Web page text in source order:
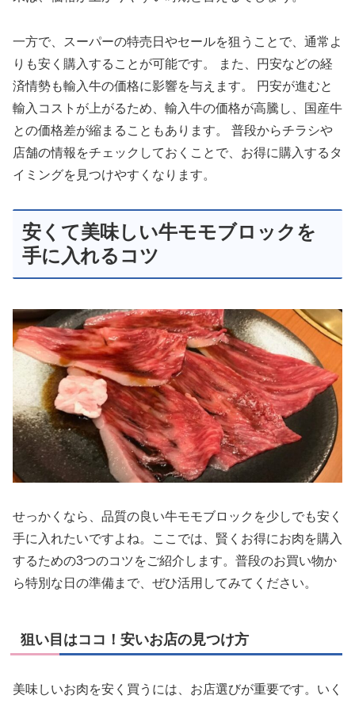
一方で、スーパーの特売日やセールを狙うことで、通常よ
りも安く購入することが可能です。 また、円安などの経
済情勢も輸入牛の価格に影響を与えます。 円安が進むと
輸入コストが上がるため、輸入牛の価格が高騰し、国産牛
との価格差が縮まることもあります。 普段からチラシや
店舗の情報をチェックしておくことで、お得に購入するタ
イミングを見つけやすくなります。
安くて美味しい牛モモブロックを
手に入れるコツ
せっかくなら、品質の良い牛モモブロックを少しでも安く
手に入れたいですよね。ここでは、賢くお得にお肉を購入
するための3つのコツをご紹介します。普段のお買い物か
ら特別な日の準備まで、ぜひ活用してみてください。
狙い目はココ！安いお店の見つけ方
美味しいお肉を安く買うには、お店選びが重要です。いく